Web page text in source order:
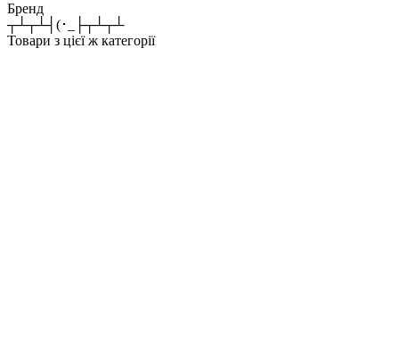
Бренд
┬┴┬┴┤(･_├┬┴┬┴
Товари з цієї ж категорії